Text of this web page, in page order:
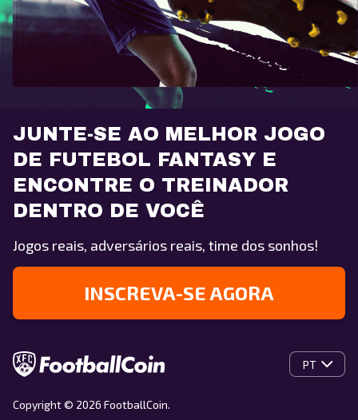
JUNTE-SE AO MELHOR JOGO
DE FUTEBOL FANTASY E
ENCONTRE O TREINADOR
DENTRO DE VOCÊ
Jogos reais, adversários reais, time dos sonhos!
INSCREVA-SE AGORA
PT
Copyright © 2026 FootballCoin.